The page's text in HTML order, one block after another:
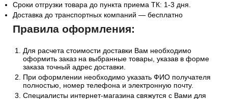
Сроки отгрузки товара до пункта приема ТК: 1-3 дня.
Доставка до транспортных компаний — бесплатно
Правила оформления:
Для расчета стоимости доставки Вам необходимо
оформить заказ на выбранные товары, указав в форме
заказа точный адрес доставки.
При оформлении необходимо указать ФИО получателя
полностью, номер телефона и электронную почту.
Специалисты интернет-магазина свяжутся с Вами для